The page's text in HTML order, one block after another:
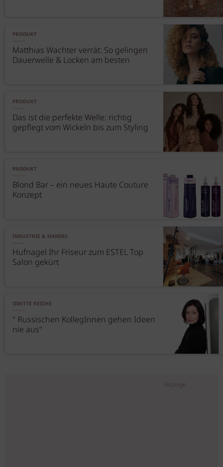
PRODUKT
Matthias Wachter verrät: So gelingen
Dauerwelle & Locken am besten
PRODUKT
Das ist die perfekte Welle: richtig
gepflegt vom Wickeln bis zum Styling
PRODUKT
Blond Bar – ein neues Haute Couture
Konzept
INDUSTRIE & HANDEL
Hufnagel Ihr Friseur zum ESTEL Top
Salon gekürt
ODETTE REICHE
" Russischen KollegInnen gehen Ideen
nie aus"
Anzeige